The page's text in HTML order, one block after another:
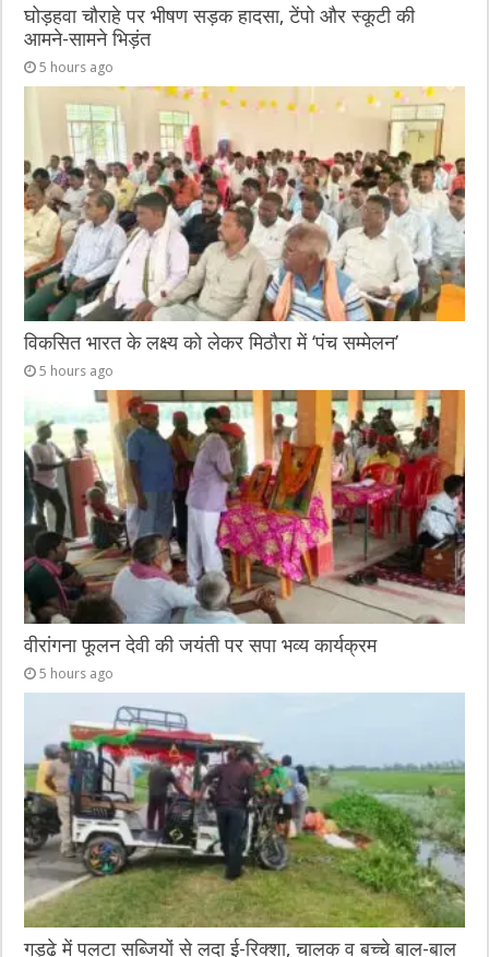
घोड़हवा चौराहे पर भीषण सड़क हादसा, टेंपो और स्कूटी की
आमने-सामने भिड़ंत
5 hours ago
विकसित भारत के लक्ष्य को लेकर मिठौरा में ‘पंच सम्मेलन’
5 hours ago
वीरांगना फूलन देवी की जयंती पर सपा भव्य कार्यक्रम
5 hours ago
गड्ढे में पलटा सब्जियों से लदा ई-रिक्शा, चालक व बच्चे बाल-बाल